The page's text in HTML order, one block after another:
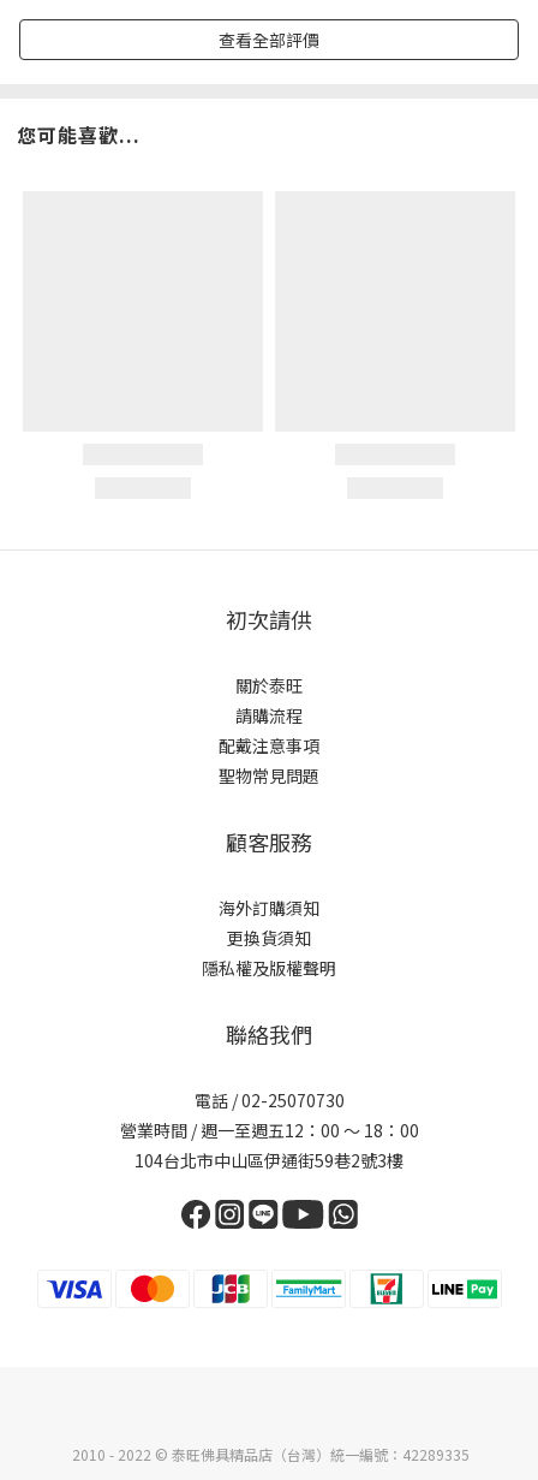
查看全部評價
您可能喜歡...
初次請供
關於泰旺
請購流程
配戴注意事項
聖物常見問題
顧客服務
海外訂購須知
更換貨須知
隱私權及版權聲明
聯絡我們
電話 /02-25070730
營業時間 / 週一至週五12：00 ～ 18：00
104台北市中山區伊通街59巷2號3樓
2010 - 2022 © 泰旺佛具精品店（台灣）統一編號：42289335